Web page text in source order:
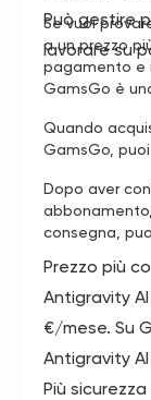
Può gestire
lavorare su
Se vuoi
a un prezzo
pagamento e
GamsGo è
Quando
GamsGo,
Dopo aver
consegna,
Prezzo più
Antigravity
€/mese. Su
Antigravity
Più